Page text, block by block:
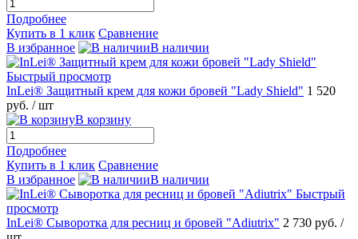
Подробнее
Купить в 1 клик Сравнение
В избранное
В наличии
Быстрый просмотр
InLei® Защитный крем для кожи бровей "Lady Shield" 1 520
руб. / шт
В корзину
Подробнее
Купить в 1 клик Сравнение
В избранное
В наличии
Быстрый
просмотр
InLei® Сыворотка для ресниц и бровей "Adiutrix" 2 730 руб. /